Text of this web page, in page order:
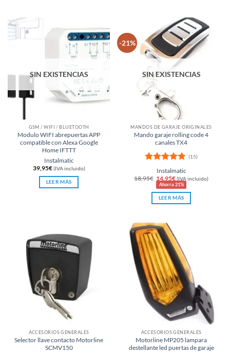
SIN EXISTENCIAS
GSM / WIFI / BLUETOOTH
Modulo WIFI abrepuertas APP
compatible con Alexa Google
Home IFTTT
Instalmatic
39,95€ (IVA incluido)
LEER MÁS
-21%
SIN EXISTENCIAS
MANDOS DE GARAJE ORIGINALES
Mando garaje rolling code 4
canales TX4
Valorado
con4.8de
(15)
Instalmatic
18,95€ El
precio
original
era:
18,95€.
14,95€El
precio
actual
es:
14,95€.
(IVA incluido)
Ahorra 21%
LEER MÁS
ACCESORIOS GENERALES
Selector llave contacto Motorline
SCMV150
ACCESORIOS GENERALES
Motorline MP205 lampara
destellante led puertas de garaje